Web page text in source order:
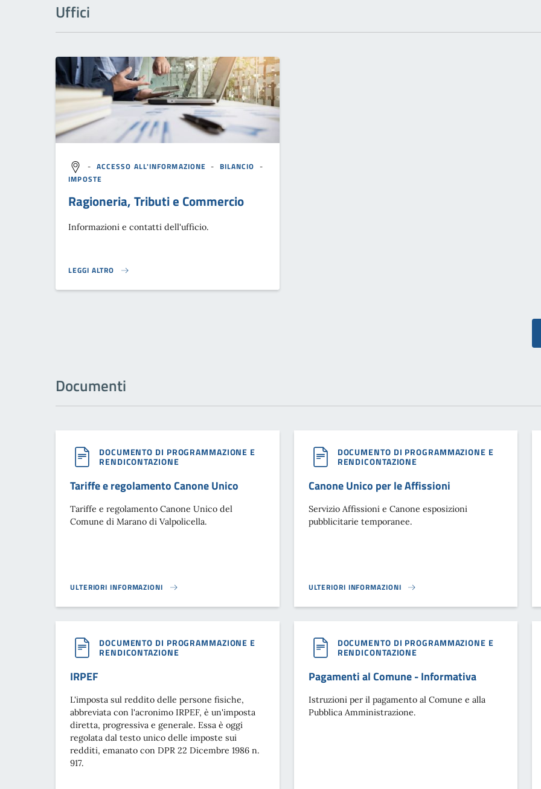
Uffici
- ACCESSO ALL'INFORMAZIONE - BILANCIO -
IMPOSTE
Ragioneria, Tributi e Commercio
Informazioni e contatti dell'ufficio.
LEGGI ALTRO
}
Documenti
DOCUMENTO DI PROGRAMMAZIONE E
RENDICONTAZIONE
Tariffe e regolamento Canone Unico
Tariffe e regolamento Canone Unico del
Comune di Marano di Valpolicella.
ULTERIORI INFORMAZIONI
TARIFFE E REGOLAMENTO CANONE UNICO}
DOCUMENTO DI PROGRAMMAZIONE E
RENDICONTAZIONE
Canone Unico per le Affissioni
Servizio Affissioni e Canone esposizioni
pubblicitarie temporanee.
ULTERIORI INFORMAZIONI
CANONE UNICO PER LE AFFISSIONI}
DOCUMENTO DI PROGRAMMAZIONE E
RENDICONTAZIONE
IRPEF
L'imposta sul reddito delle persone fisiche,
abbreviata con l'acronimo IRPEF, è un'imposta
diretta, progressiva e generale. Essa è oggi
regolata dal testo unico delle imposte sui
redditi, emanato con DPR 22 Dicembre 1986 n.
917.
DOCUMENTO DI PROGRAMMAZIONE E
RENDICONTAZIONE
Pagamenti al Comune - Informativa
Istruzioni per il pagamento al Comune e alla
Pubblica Amministrazione.